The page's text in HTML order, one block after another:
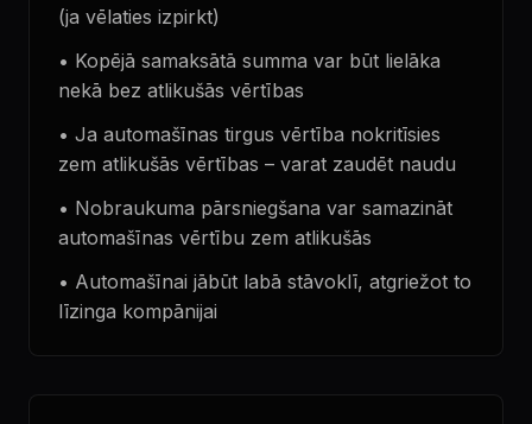
(ja vēlaties izpirkt)
• Kopējā samaksātā summa var būt lielāka
nekā bez atlikušās vērtības
• Ja automašīnas tirgus vērtība nokritīsies
zem atlikušās vērtības – varat zaudēt naudu
• Nobraukuma pārsniegšana var samazināt
automašīnas vērtību zem atlikušās
• Automašīnai jābūt labā stāvoklī, atgriežot to
līzinga kompānijai